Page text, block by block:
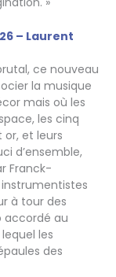
– Laurent
ce nouveau
la musique
mais où les
les cinq
et leurs
d’ensemble,
Franck-
à tour des
accordé au
les
des